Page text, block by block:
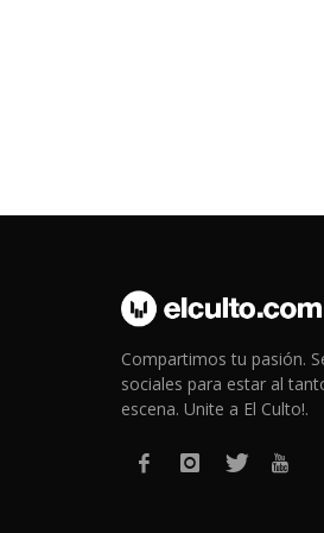
Compartimos tu pasión.
sociales para estar al
escena. Unite a El Culto!.